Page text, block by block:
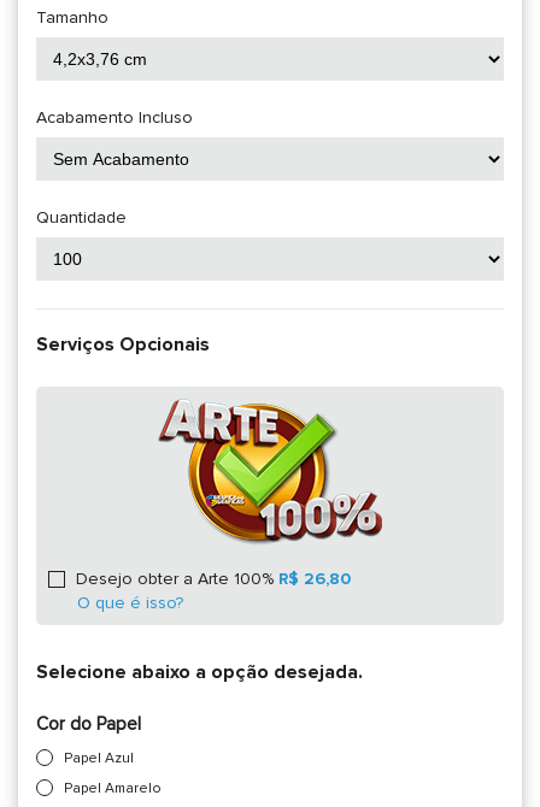
Tamanho
Acabamento Incluso
Quantidade
Serviços Opcionais
Desejo obter a Arte 100% R$ 26,80
O que é isso?
Selecione abaixo a opção desejada.
Cor do Papel
Papel Azul
Papel Amarelo